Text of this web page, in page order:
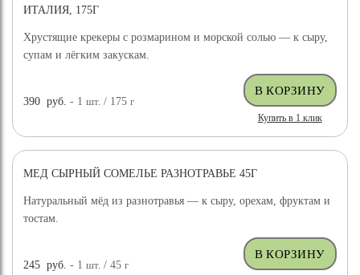
ИТАЛИЯ, 175Г
Хрустящие крекеры с розмарином и морской солью — к сыру,
супам и лёгким закускам.
390 руб. - 1шт. / 175г
Купить в 1 клик
МЕД СЫРНЫЙ СОМЕЛЬЕ РАЗНОТРАВЬЕ 45Г
Натуральный мёд из разнотравья — к сыру, орехам, фруктам и
тостам.
245 руб. - 1шт. / 45г